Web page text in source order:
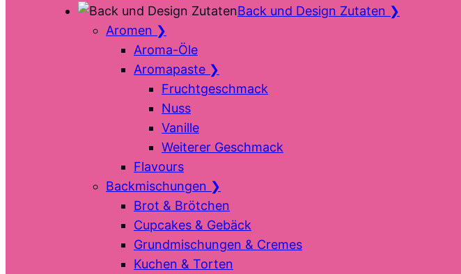
Back und Design Zutaten ❯
Aromen ❯
Aroma-Öle
Aromapaste ❯
Fruchtgeschmack
Nuss
Vanille
Weiterer Geschmack
Flavours
Backmischungen ❯
Brot & Brötchen
Cupcakes & Gebäck
Grundmischungen & Cremes
Kuchen & Torten